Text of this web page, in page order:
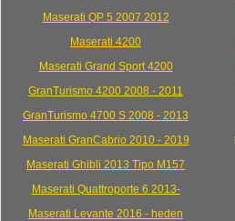
Maserati QP 5 2007 2012
Maserati 4200
Maserati Grand Sport 4200
GranTurismo 4200 2008 - 2011
GranTurismo 4700 S 2008 - 2013
Maserati GranCabrio 2010 - 2019
Maserati Ghibli 2013 Tipo M157
Maserati Quattroporte 6 2013-
Maserati Levante 2016 - heden